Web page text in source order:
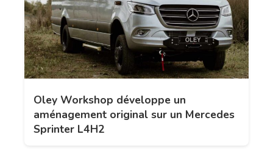
Oley Workshop développe un
aménagement original sur un Mercedes
Sprinter L4H2